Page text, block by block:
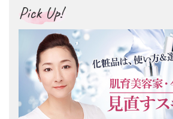
Pick Up!